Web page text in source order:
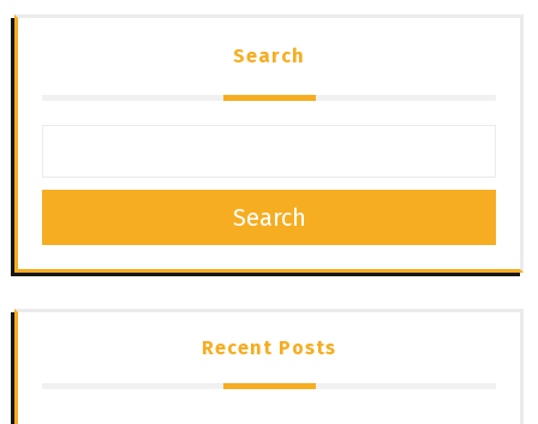
Search
Search
Recent Posts